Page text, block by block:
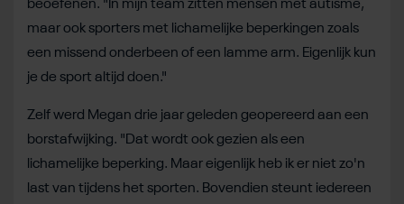
beoefenen. "In mijn team zitten mensen met autisme,
maar ook sporters met lichamelijke beperkingen zoals
een missend onderbeen of een lamme arm. Eigenlijk kun
je de sport altijd doen."
Zelf werd Megan drie jaar geleden geopereerd aan een
borstafwijking. "Dat wordt ook gezien als een
lichamelijke beperking. Maar eigenlijk heb ik er niet zo'n
last van tijdens het sporten. Bovendien steunt iedereen